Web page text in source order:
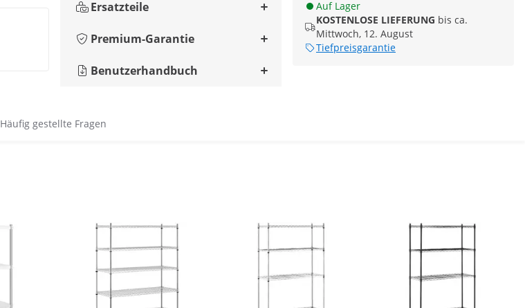
Auf Lager
KOSTENLOSE LIEFERUNG bis ca.
Mittwoch, 12. August
Tiefpreisgarantie
Ersatzteile
Premium-Garantie
Benutzerhandbuch
Häufig gestellte Fragen